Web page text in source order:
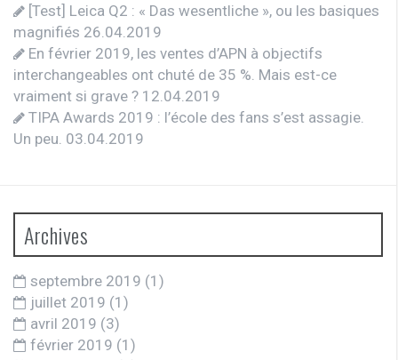
[Test] Leica Q2 : « Das wesentliche », ou les basiques
magnifiés 26.04.2019
En février 2019, les ventes d’APN à objectifs
interchangeables ont chuté de 35 %. Mais est-ce
vraiment si grave ? 12.04.2019
TIPA Awards 2019 : l’école des fans s’est assagie.
Un peu. 03.04.2019
Archives
septembre 2019 (1)
juillet 2019 (1)
avril 2019 (3)
février 2019 (1)